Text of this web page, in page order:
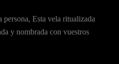
Esta vela ritualizada
y nombrada con vuestros